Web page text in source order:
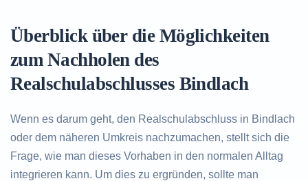
Alternativen zum nachträglichen Erwerb des
Realschulabschlusses in Bindlach
des Realschulabschlusses
Überblick über die Möglichkeiten
zum Nachholen des
Realschulabschlusses Bindlach
Wenn es darum geht, den Realschulabschluss in Bindlach
oder dem näheren Umkreis nachzumachen, stellt sich die
Frage, wie man dieses Vorhaben in den normalen Alltag
integrieren kann. Um dies zu ergründen, sollte man